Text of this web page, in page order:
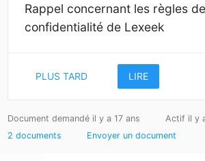
Rappel concernant les règles de
confidentialité de Lexeek
PLUS TARD LIRE
Document demandé il y a 17 ans
Actif il y
2 documents
Envoyer un document